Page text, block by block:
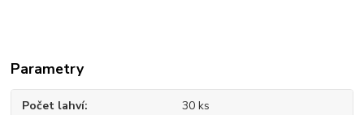
Parametry
Počet lahví 30 ks